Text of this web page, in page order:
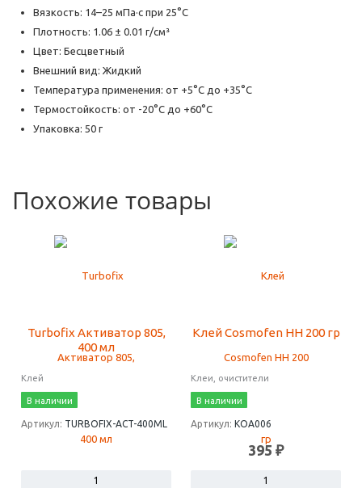
Вязкость: 14–25 мПа·с при 25°C
Плотность: 1.06 ± 0.01 г/см³
Цвет: Бесцветный
Внешний вид: Жидкий
Температура применения: от +5°C до +35°C
Термостойкость: от -20°C до +60°C
Упаковка: 50 г
Похожие товары
Turbofix Активатор 805,
400 мл
Клей
В наличии
Артикул: TURBOFIX-ACT-400ML
Клей Cosmofen HH 200 гр
Клеи, очистители
В наличии
Артикул: КОА006
395 ₽